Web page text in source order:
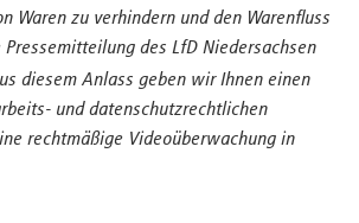
Waren zu verhindern und den Warenfluss
des LfD Niedersachsen
diesem Anlass geben wir Ihnen einen
und datenschutzrechtlichen
rechtmäßige Videoüberwachung in